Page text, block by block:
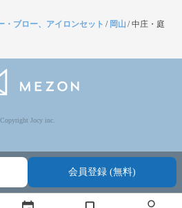
会員登録 (無料)
・ブロー、アイロンセット / 岡山 /中庄・庭
Copyright Jocy inc.